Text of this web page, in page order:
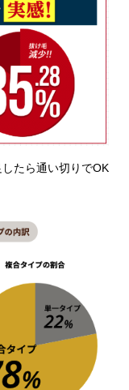
たら通い切りでOK